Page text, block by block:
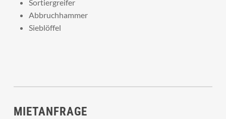
Sortiergreifer
Abbruchhammer
Sieblöffel
MIETANFRAGE